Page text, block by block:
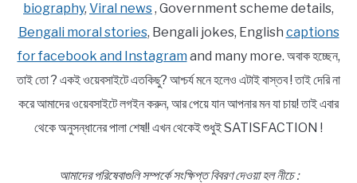
biography, Viral news, Government scheme details,
Bengali moral stories, Bengali jokes, English captions
for facebook and Instagram and many more. অবাক হচ্ছেন,
তাই তো ? একই ওয়েবসাইটে এতকিছু? আশ্চর্য মনে হলেও এটাই বাস্তব ! তাই দেরি না
করে আমাদের ওয়েবসাইটে লগইন করুন, আর পেয়ে যান আপনার মন যা চায়! তাই এবার
থেকে অনুসন্ধানের পালা শেষ!! এখন থেকেই শুধুই SATISFACTION !
আমাদের পরিষেবাগুলি সম্পর্কে সংক্ষিপ্ত বিবরণ দেওয়া হল নীচে :